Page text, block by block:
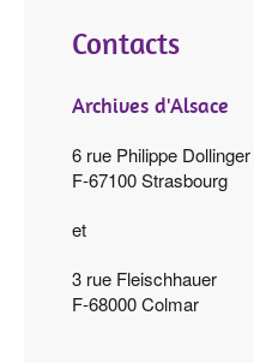
Contacts
Archives d'Alsace
6 rue Philippe Dollinger
F-67100 Strasbourg
et
3 rue Fleischhauer
F-68000 Colmar